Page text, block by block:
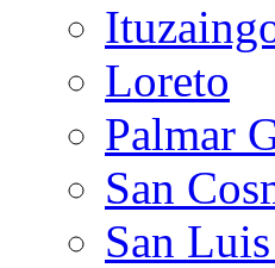
Loreto
Palmar
San
San